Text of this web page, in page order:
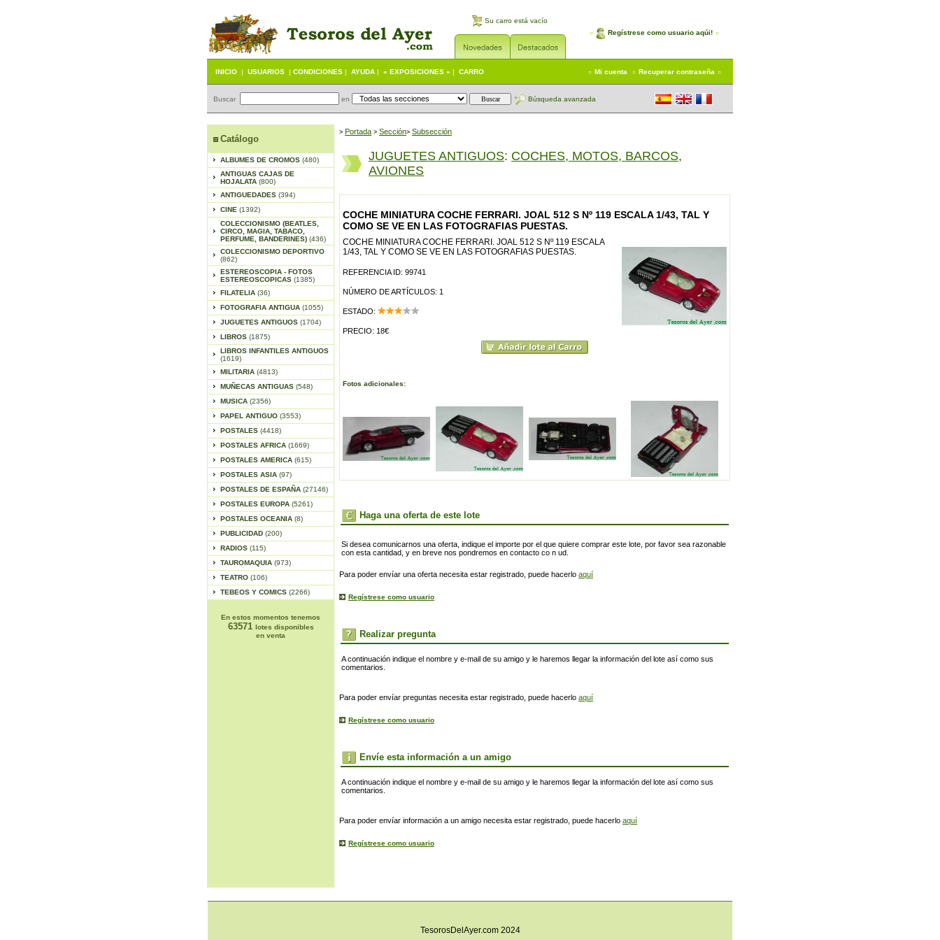
Su carro está vacío
Regístrese como usuario aqúi!
INICIO | USUARIOS | CONDICIONES | AYUDA | « EXPOSICIONES » | CARRO Mi cuenta Recuperar contraseña
Buscar en Búsqueda avanzada
Catálogo
ALBUMES DE CROMOS (480)
ANTIGUAS CAJAS DE
HOJALATA (800)
ANTIGUEDADES (394)
CINE (1392)
COLECCIONISMO (BEATLES,
CIRCO, MAGIA, TABACO,
PERFUME, BANDERINES) (436)
COLECCIONISMO DEPORTIVO
(862)
ESTEREOSCOPIA - FOTOS
ESTEREOSCOPICAS (1385)
FILATELIA (36)
FOTOGRAFIA ANTIGUA (1055)
JUGUETES ANTIGUOS (1704)
LIBROS (1875)
LIBROS INFANTILES ANTIGUOS
(1619)
MILITARIA (4813)
MUÑECAS ANTIGUAS (548)
MUSICA (2356)
PAPEL ANTIGUO (3553)
POSTALES (4418)
POSTALES AFRICA (1669)
POSTALES AMERICA (615)
POSTALES ASIA (97)
POSTALES DE ESPAÑA (27146)
POSTALES EUROPA (5261)
POSTALES OCEANIA (8)
PUBLICIDAD (200)
RADIOS (115)
TAUROMAQUIA (973)
TEATRO (106)
TEBEOS Y COMICS (2266)
En estos momentos tenemos
63571 lotes disponibles
en venta
> Portada > Sección> Subsección
JUGUETES ANTIGUOS: COCHES, MOTOS, BARCOS,
AVIONES
COCHE MINIATURA COCHE FERRARI. JOAL 512 S Nº 119 ESCALA 1/43, TAL Y
COMO SE VE EN LAS FOTOGRAFIAS PUESTAS.
COCHE MINIATURA COCHE FERRARI. JOAL 512 S Nº 119 ESCALA
1/43, TAL Y COMO SE VE EN LAS FOTOGRAFIAS PUESTAS.
REFERENCIA ID: 99741
NÚMERO DE ARTÍCULOS: 1
ESTADO:
PRECIO: 18€
Fotos adicionales:
Haga una oferta de este lote
Si desea comunicarnos una oferta, indique el importe por el que quiere comprar este lote, por favor sea razonable
con esta cantidad, y en breve nos pondremos en contacto co n ud.
Para poder envíar una oferta necesita estar registrado, puede hacerlo aquí
Regístrese como usuario
Realizar pregunta
A continuación indique el nombre y e-mail de su amigo y le haremos llegar la información del lote así como sus
comentarios.
Para poder envíar preguntas necesita estar registrado, puede hacerlo aquí
Regístrese como usuario
Envíe esta información a un amigo
A continuación indique el nombre y e-mail de su amigo y le haremos llegar la información del lote así como sus
comentarios.
Para poder envíar información a un amigo necesita estar registrado, puede hacerlo aquí
Regístrese como usuario
TesorosDelAyer.com 2024